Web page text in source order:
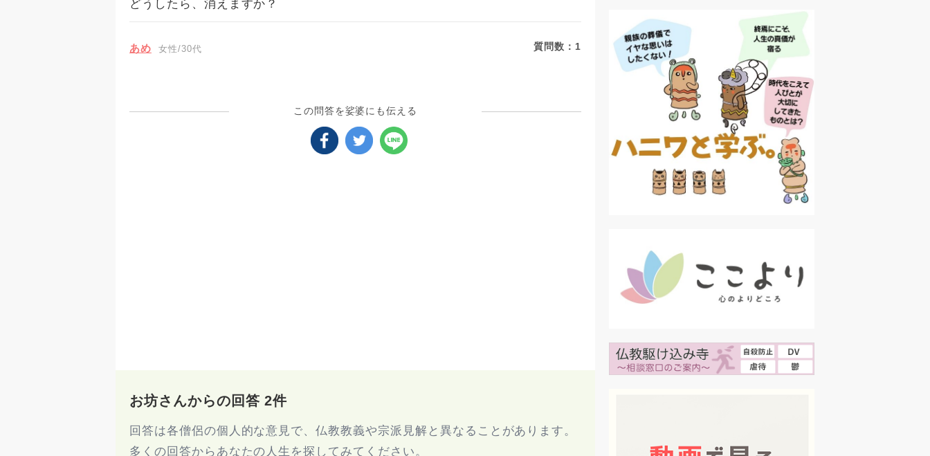
どうしたら、消えますか？
あめ 女性/30代 質問数： 1
この問答を娑婆にも伝える
お坊さんからの回答 2件
回答は各僧侶の個人的な意見で、仏教教義や宗派見解と異なることがあります。
多くの回答からあなたの人生を探してみてください。